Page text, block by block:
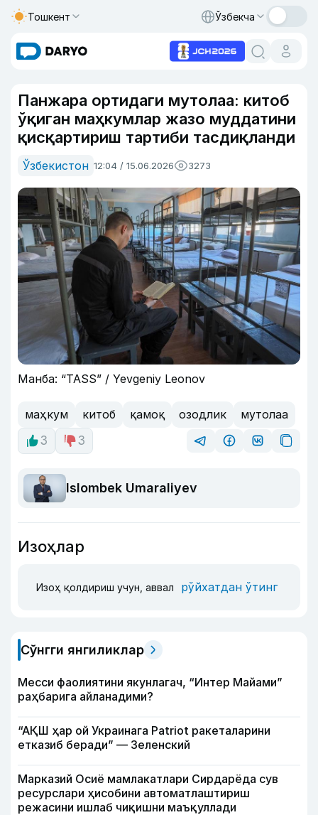
Тошкент Ўзбекча
Панжара ортидаги мутолаа: китоб
ўқиган маҳкумлар жазо муддатини
қисқартириш тартиби тасдиқланди
Ўзбекистон 12:04 / 15.06.2026 3273
Манба: “TASS” / Yevgeniy Leonov
маҳкум китоб қамоқ озодлик
мутолаа
3
3
Islombek Umaraliyev
Изоҳлар
Изоҳ қолдириш учун, аввал рўйхатдан ўтинг
Сўнгги янгиликлар
Месси фаолиятини якунлагач, “Интер Майами”
раҳбарига айланадими?
“АҚШ ҳар ой Украинага Patriot ракеталарини
етказиб беради” — Зеленский
Марказий Осиё мамлакатлари Сирдарёда сув
ресурслари ҳисобини автоматлаштириш
режасини ишлаб чиқишни маъқуллади